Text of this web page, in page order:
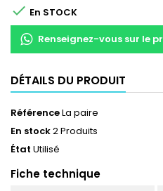
 En STOCK
Renseignez-vous sur le
DÉTAILS DU PRODUIT
RéférenceLa paire
En stock2 Produits
État Utilisé
Fiche technique